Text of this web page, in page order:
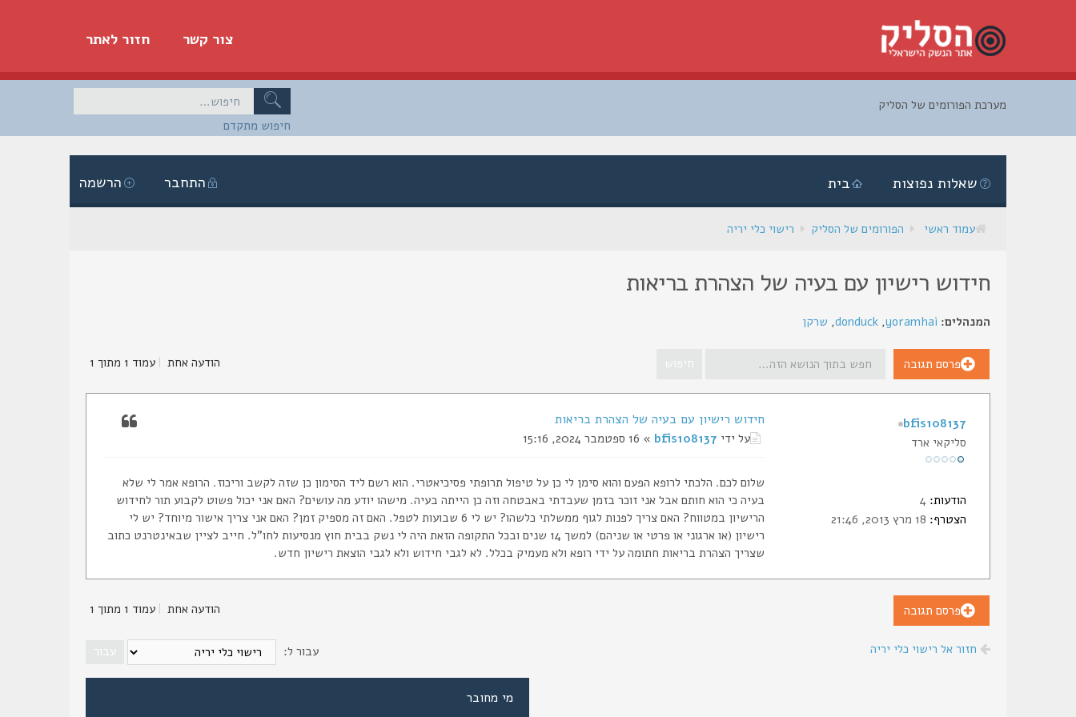
חזור לאתר צור קשר
חיפוש מתקדם
מערכת הפורומים של הסליק
הרשמה התחבר בית שאלות נפוצות
עמוד ראשי הפורומים של הסליק רישוי כלי יריה
חידוש רישיון עם בעיה של הצהרת בריאות
המנהלים: yoramhai
,
donduck
, שרקן
פרסם תגובה הודעה אחת עמוד 1 מתוך 1
חידוש רישיון עם בעיה של הצהרת בריאות
על ידי bfis108137 » 16 ספטמבר 2024, 15:16
שלום לכם. הלכתי לרופא הפעם והוא סימן לי כן על טיפול תרופתי פסיכיאטרי. הוא רשם ליד הסימון כן שזה לקשב וריכוז. הרופא אמר לי שלא
בעיה כי הוא חותם אבל אני זוכר בזמן שעבדתי באבטחה וזה כן הייתה בעיה. מישהו יודע מה עושים? האם אני יכול פשוט לקבוע תור לחידוש
הרישיון במטווח? האם צריך לפנות לגוף ממשלתי כלשהו? יש לי 6 שבועות לטפל. האם זה מספיק זמן? האם אני צריך אישור מיוחד? יש לי
רישיון (או ארגוני או פרטי או שניהם) למשך 14 שנים ובכל התקופה הזאת היה לי נשק בבית חוץ מנסיעות לחו"ל. חייב לציין שבאינטרנט כתוב
שצריך הצהרת בריאות חתומה על ידי רופא ולא מעמיק בכלל. לא לגבי חידוש ולא לגבי הוצאת רישיון חדש.
bfis108137
סליקאי ארד
הודעות:
הצטרף:
פרסם תגובה הודעה אחת עמוד 1 מתוך 1
חזור אל רישוי כלי יריה עבור ל:
מי מחובר